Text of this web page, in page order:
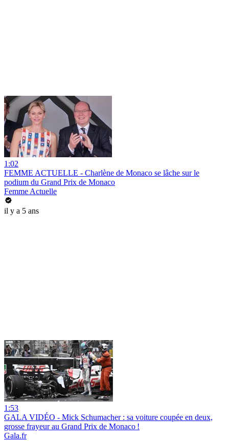
1:02
FEMME ACTUELLE - Charlène de Monaco se lâche sur le
podium du Grand Prix de Monaco
Femme Actuelle
il y a 5 ans
1:53
GALA VIDÉO - Mick Schumacher : sa voiture coupée en deux,
grosse frayeur au Grand Prix de Monaco !
Gala.fr